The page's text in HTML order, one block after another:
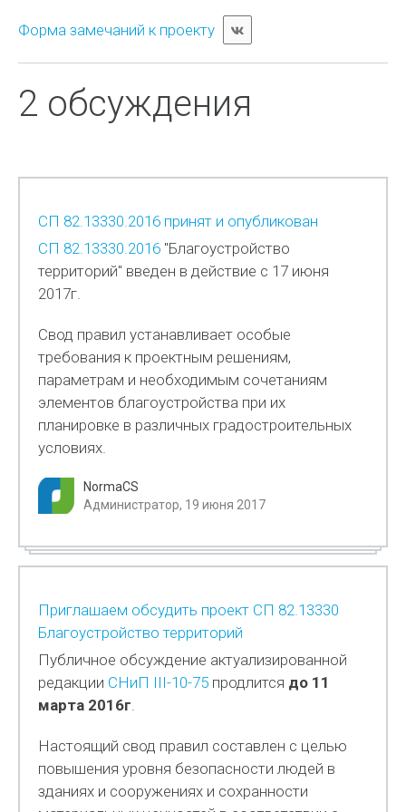
Форма замечаний к проекту
2 обсуждения
СП 82.13330.2016 принят и опубликован
СП 82.13330.2016 "Благоустройство
территорий" введен в действие с 17 июня
2017г.
Свод правил устанавливает особые
требования к проектным решениям,
параметрам и необходимым сочетаниям
элементов благоустройства при их
планировке в различных градостроительных
условиях.
NormaCS
Администратор, 19 июня 2017
Приглашаем обсудить проект СП 82.13330
Благоустройство территорий
Публичное обсуждение актуализированной
редакции СНиП III-10-75 продлится до 11
марта 2016г.
Настоящий свод правил составлен с целью
повышения уровня безопасности людей в
зданиях и сооружениях и сохранности